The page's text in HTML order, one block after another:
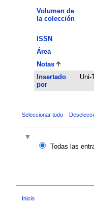
Volumen de
la colección
ISSN
Área
Notas
Insertado
por
Uni-
Seleccionar todo
Todas las
Inicio